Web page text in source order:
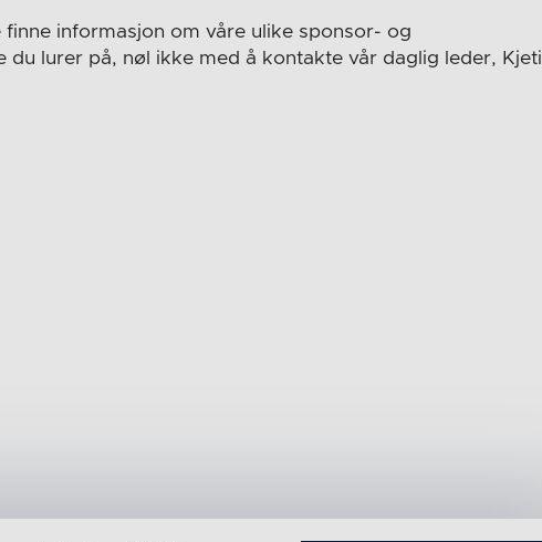
finne informasjon om våre ulike sponsor- og
du lurer på, nøl ikke med å kontakte vår daglig leder, Kjetil